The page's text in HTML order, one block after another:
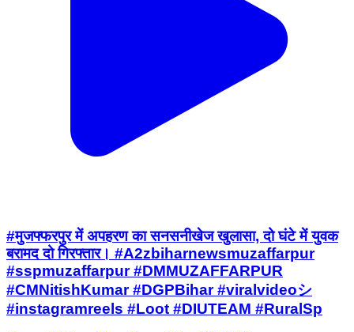
#मुजफ्फरपुर में अपहरण का सनसनीखेज खुलासा, दो घंटे में युवक
बरामद दो गिरफ्तार। #A2zbiharnewsmuzaffarpur
#sspmuzaffarpur #DMMUZAFFARPUR
#CMNitishKumar #DGPBihar #viralvideoシ
#instagramreels #Loot #DIUTEAM #RuralSp